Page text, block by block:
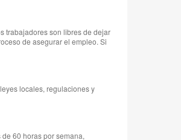
trabajadores son libres de dejar
de asegurar el empleo. Si
locales, regulaciones y
60 horas por semana,